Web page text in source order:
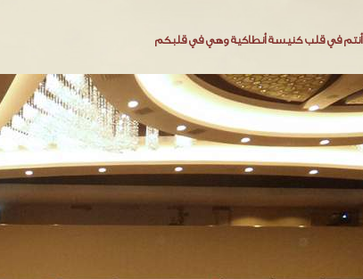
أنتم في قلب كنيسة أنطاكية وهي في قلبكم